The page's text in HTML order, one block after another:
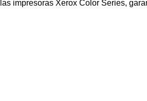
impresoras Xerox Color Series,